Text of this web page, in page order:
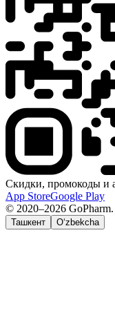
Скидки, промокоды и
App StoreGoogle Play
© 2020–2026
Ташкент O‘zbekcha